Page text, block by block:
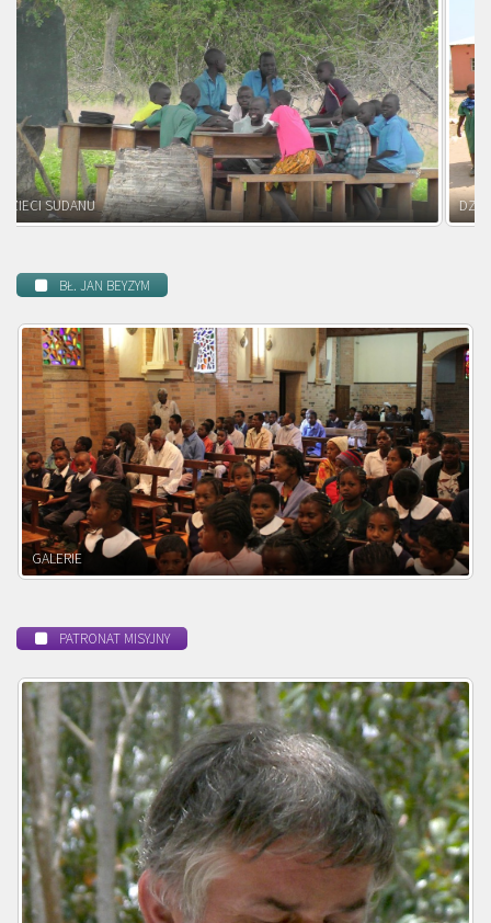
DZIECI ZAMBII
BŁ. JAN BEYZYM
POWOŁANIE MISYJNE
PATRONAT MISYJNY